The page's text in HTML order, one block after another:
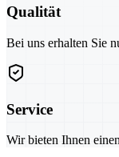
Qualität
Bei uns erhalten Sie
Service
Wir bieten Ihnen